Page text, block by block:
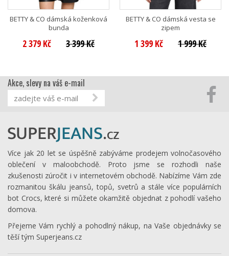
BETTY & CO dámská koženková
bunda
2 379 Kč 3 399 Kč
BETTY & CO dámská vesta se
zipem
1 399 Kč 1 999 Kč
Akce, slevy na váš e-mail
Více jak 20 let se úspěšně zabýváme prodejem volnočasového
oblečení v maloobchodě. Proto jsme se rozhodli naše
zkušenosti zúročit i v internetovém obchodě. Nabízíme Vám zde
rozmanitou škálu jeansů, topů, svetrů a stále více populárních
bot Crocs, které si můžete okamžitě objednat z pohodlí vašeho
domova.
Přejeme Vám rychlý a pohodlný nákup, na Vaše objednávky se
těší tým Superjeans.cz